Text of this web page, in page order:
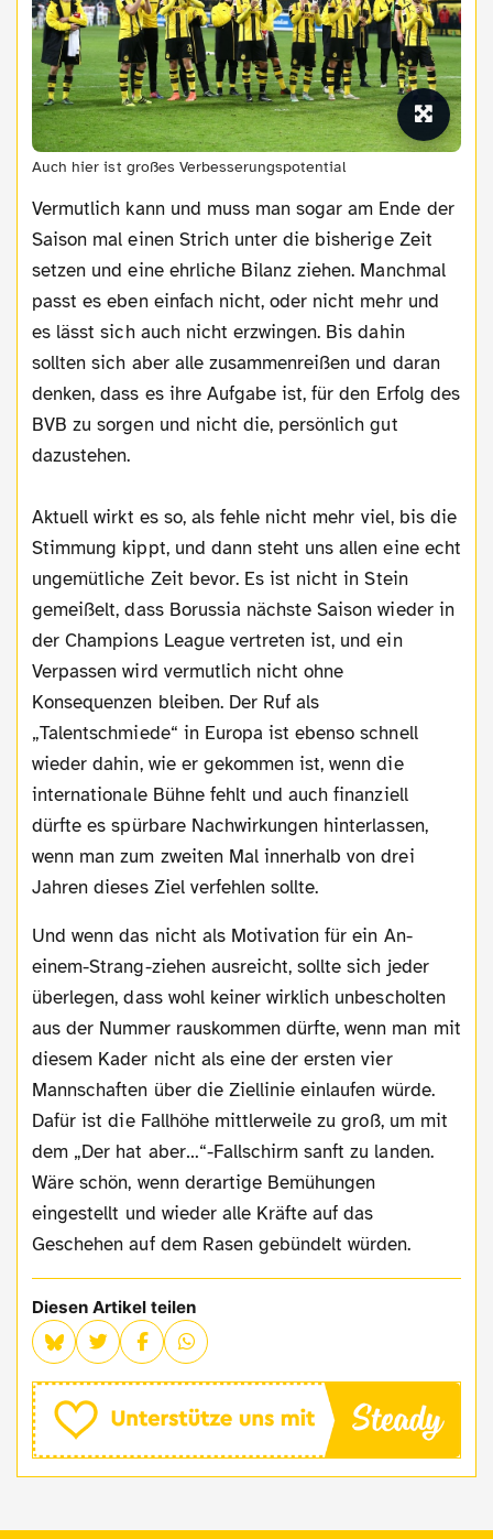
Auch hier ist großes Verbesserungspotential
Vermutlich kann und muss man sogar am Ende der
Saison mal einen Strich unter die bisherige Zeit
setzen und eine ehrliche Bilanz ziehen. Manchmal
passt es eben einfach nicht, oder nicht mehr und
es lässt sich auch nicht erzwingen. Bis dahin
sollten sich aber alle zusammenreißen und daran
denken, dass es ihre Aufgabe ist, für den Erfolg des
BVB zu sorgen und nicht die, persönlich gut
dazustehen.
Aktuell wirkt es so, als fehle nicht mehr viel, bis die
Stimmung kippt, und dann steht uns allen eine echt
ungemütliche Zeit bevor. Es ist nicht in Stein
gemeißelt, dass Borussia nächste Saison wieder in
der Champions League vertreten ist, und ein
Verpassen wird vermutlich nicht ohne
Konsequenzen bleiben. Der Ruf als
„Talentschmiede“ in Europa ist ebenso schnell
wieder dahin, wie er gekommen ist, wenn die
internationale Bühne fehlt und auch finanziell
dürfte es spürbare Nachwirkungen hinterlassen,
wenn man zum zweiten Mal innerhalb von drei
Jahren dieses Ziel verfehlen sollte.
Und wenn das nicht als Motivation für ein An-
einem-Strang-ziehen ausreicht, sollte sich jeder
überlegen, dass wohl keiner wirklich unbescholten
aus der Nummer rauskommen dürfte, wenn man mit
diesem Kader nicht als eine der ersten vier
Mannschaften über die Ziellinie einlaufen würde.
Dafür ist die Fallhöhe mittlerweile zu groß, um mit
dem „Der hat aber…“-Fallschirm sanft zu landen.
Wäre schön, wenn derartige Bemühungen
eingestellt und wieder alle Kräfte auf das
Geschehen auf dem Rasen gebündelt würden.
Diesen Artikel teilen